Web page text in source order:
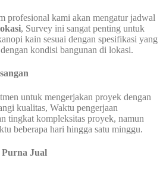
profesional kami akan mengatur jadwal
, Survey ini sangat penting untuk
kain sesuai dengan spesifikasi yang
kondisi bangunan di lokasi.
untuk mengerjakan proyek dengan
kualitas, Waktu pengerjaan
tingkat kompleksitas proyek, namun
beberapa hari hingga satu minggu.
Purna Jual